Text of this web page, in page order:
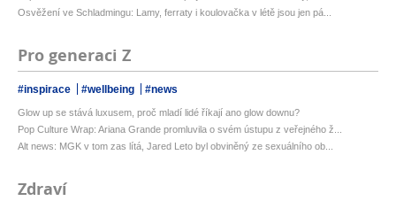
Osvěžení ve Schladmingu: Lamy, ferraty i koulovačka v létě jsou jen pá...
Pro generaci Z
#inspirace #wellbeing #news
Glow up se stává luxusem, proč mladí lidé říkají ano glow downu?
Pop Culture Wrap: Ariana Grande promluvila o svém ústupu z veřejného ž...
Alt news: MGK v tom zas lítá, Jared Leto byl obviněný ze sexuálního ob...
Zdraví